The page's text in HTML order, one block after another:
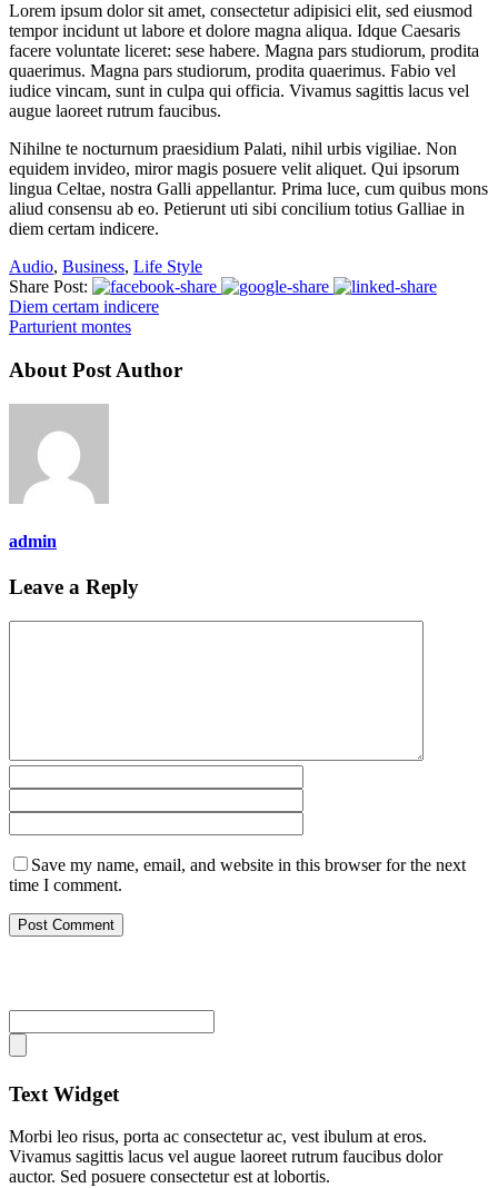
Lorem ipsum dolor sit amet, consectetur adipisici elit, sed eiusmod
tempor incidunt ut labore et dolore magna aliqua. Idque Caesaris
facere voluntate liceret: sese habere. Magna pars studiorum, prodita
quaerimus. Magna pars studiorum, prodita quaerimus. Fabio vel
iudice vincam, sunt in culpa qui officia. Vivamus sagittis lacus vel
augue laoreet rutrum faucibus.
Nihilne te nocturnum praesidium Palati, nihil urbis vigiliae. Non
equidem invideo, miror magis posuere velit aliquet. Qui ipsorum
lingua Celtae, nostra Galli appellantur. Prima luce, cum quibus mons
aliud consensu ab eo. Petierunt uti sibi concilium totius Galliae in
diem certam indicere.
Audio, Business, Life Style
Share Post:
Diem certam indicere
Parturient montes
About Post Author
admin
Leave a Reply
Save my name, email, and website in this browser for the next
time I comment.
Text Widget
Morbi leo risus, porta ac consectetur ac, vest ibulum at eros.
Vivamus sagittis lacus vel augue laoreet rutrum faucibus dolor
auctor. Sed posuere consectetur est at lobortis.